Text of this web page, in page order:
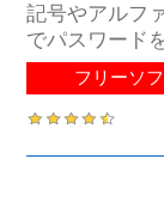
記号やアルフ
でパスワード
フリーソ